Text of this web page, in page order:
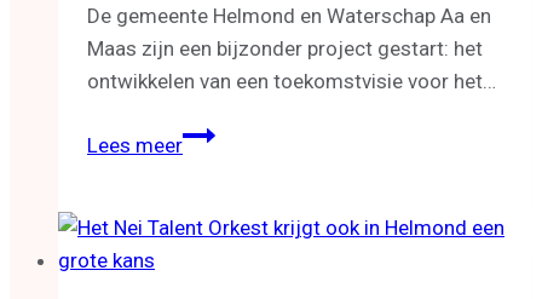
De gemeente Helmond en Waterschap Aa en
Maas zijn een bijzonder project gestart: het
ontwikkelen van een toekomstvisie voor het…
Lees meerDenk
de